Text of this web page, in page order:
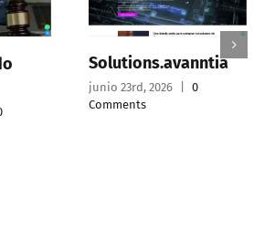
Solutions.avanntia
junio 23rd, 2026
0
Comments